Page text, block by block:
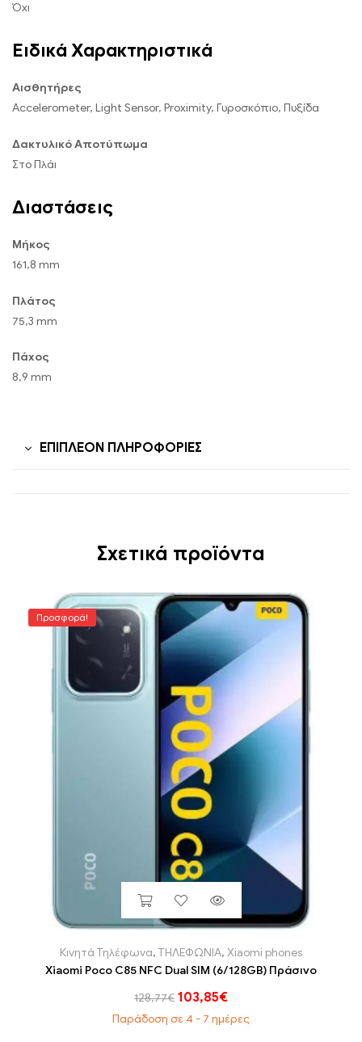
Όχι
Ειδικά Χαρακτηριστικά
Αισθητήρες
Accelerometer, Light Sensor, Proximity, Γυροσκόπιο, Πυξίδα
Δακτυλικό Αποτύπωμα
Στο Πλάι
Διαστάσεις
Μήκος
161,8 mm
Πλάτος
75,3 mm
Πάχος
8,9 mm
ΕΠΙΠΛΈΟΝ ΠΛΗΡΟΦΟΡΊΕΣ
Σχετικά προϊόντα
Προσφορά!
Κινητά Τηλέφωνα, ΤΗΛΕΦΩΝΙΑ, Xiaomi phones
Xiaomi Poco C85 NFC Dual SIM (6/128GB) Πράσινο
128,77€ 103,85€
Παράδοση σε 4 - 7 ημέρες